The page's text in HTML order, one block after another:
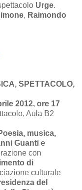
Urge.
, Raimondo
SPETTACOLO,
2012, ore 17
Aula B2
musica,
Guanti e
con
di
culturale
del